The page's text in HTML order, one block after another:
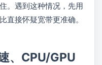
。遇到这种情况，先用
直接怀疑宽带更准确。
、CPU/GPU